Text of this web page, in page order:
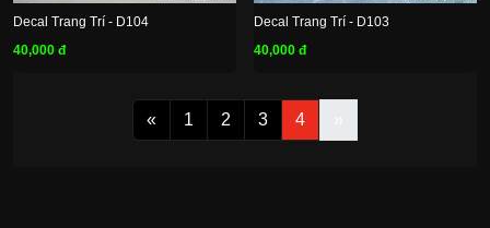
Decal Trang Trí - D104
40,000 đ
Decal Trang Trí - D103
40,000 đ
« 1 2 3 4